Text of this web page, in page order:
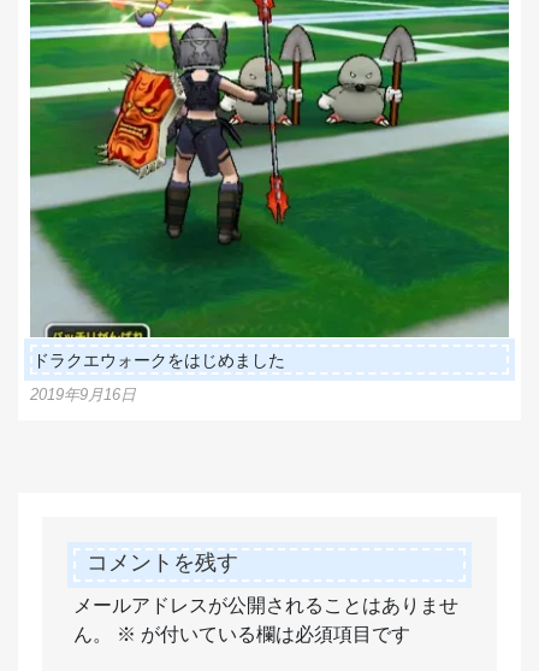
ドラクエウォークをはじめました
2019年9月16日
コメントを残す
メールアドレスが公開されることはありませ
ん。
※ が付いている欄は必須項目です